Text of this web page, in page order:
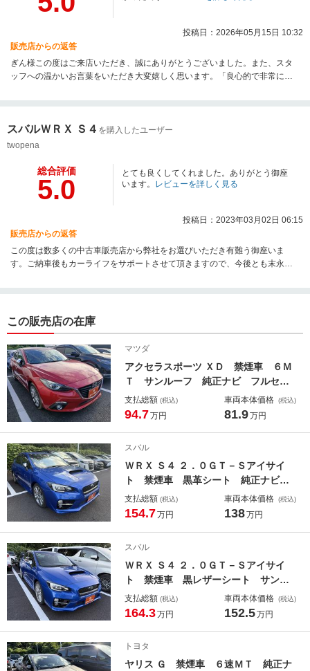
担当者だけの問題として終わらせることなく、店舗全体で共有し、接客マナ
ーの再教育、適切な商品説明、ご連絡体制の見直し、納車前の最終チェック
体制の強化を徹底し、同様の事案が二度と発生しないよう改善に努めてまい
ります。この度は貴重なお時間を割いてご意見をお寄せいただき、誠にあり
がとうございました。また、ご期待を裏切る結果となりましたことを、改め
て心よりお詫び申し上げます。
投稿日：2026年05月15日 10:32
販売店からの返答
ぎん様この度はご来店いただき、誠にありがとうございました。また、スタ
ッフへの温かいお言葉をいただき大変嬉しく思います。「良心的で非常に良
もお客様に安心してご利用いただけるよう、丁寧で親身な対応を心がけてま
スバルＷＲＸ Ｓ４ を購入したユーザー
twopena
総合評価
5.0
とても良くしてくれました。ありがとう御座
います。 レビューを詳しく見る
投稿日：2023年03月02日 06:15
販売店からの返答
この度は数多くの中古車販売店から弊社をお選びいただき有難う御座いま
す。ご納車後もカーライフをサポートさせて頂きますので、今後とも末永い
この販売店の在庫
マツダ
アクセラスポーツ ＸＤ 禁煙車 ６Ｍ
Ｔ サンルーフ 純正ナビ フルセグ
ＴＶ バックカメラ アダプティブク
ルーズコントロール シートヒータ
接続 電動格納ミラー
支払総額 (税込)
94.7万円
車両本体価格 (税込)
81.9万円
スバル
ＷＲＸ Ｓ４ ２．０ＧＴ－Ｓアイサイ
ト 禁煙車 黒革シート 純正ナビ
フルセグＴＶ 衝突軽減ブレーキ レ
ーダークルーズコントロール ＥＴ
イト パワーシート プッシュスター
ト
支払総額 (税込)
154.7万円
車両本体価格 (税込)
138万円
スバル
ＷＲＸ Ｓ４ ２．０ＧＴ－Ｓアイサイ
ト 禁煙車 黒レザーシート サンル
ーフ 純正ナビ フルセグＴＶ バッ
クカメラ アダプティブクルーズコン
ーシート レーンアシスト ＥＴＣ
支払総額 (税込)
164.3万円
車両本体価格 (税込)
152.5万円
トヨタ
ヤリス Ｇ 禁煙車 ６速ＭＴ 純正ナ